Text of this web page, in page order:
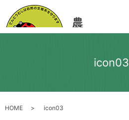
icon03
HOME icon03